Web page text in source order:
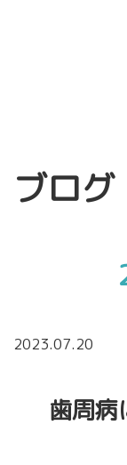
ブログ
2023.07.20
歯周病